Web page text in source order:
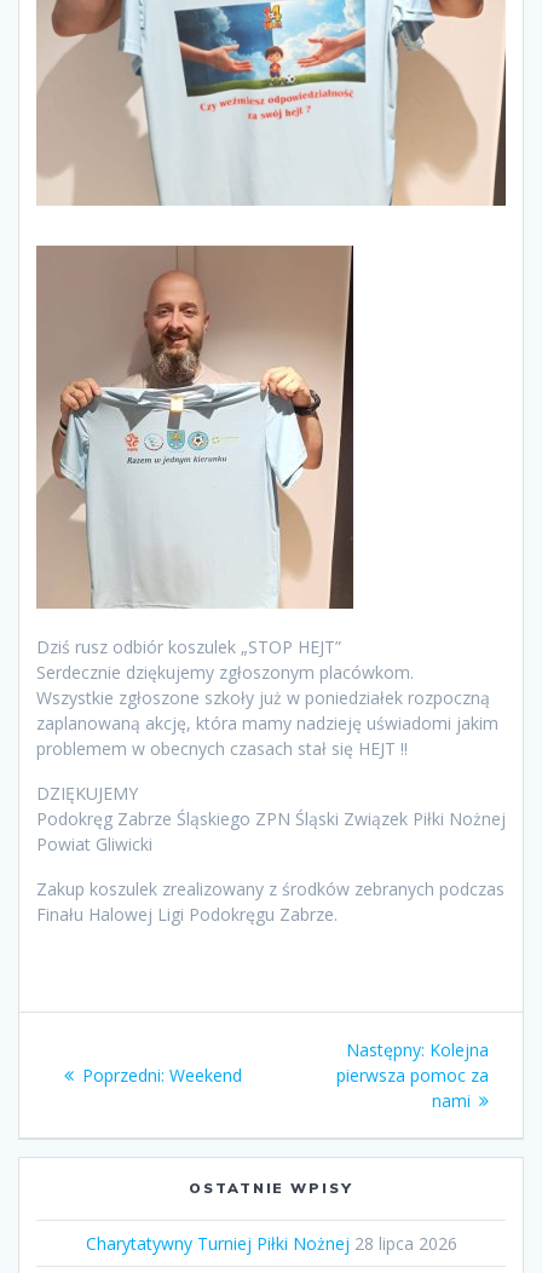
Dziś rusz odbiór koszulek „STOP HEJT”
Serdecznie dziękujemy zgłoszonym placówkom.
Wszystkie zgłoszone szkoły już w poniedziałek rozpoczną
zaplanowaną akcję, która mamy nadzieję uświadomi jakim
problemem w obecnych czasach stał się HEJT !!
DZIĘKUJEMY
Podokręg Zabrze Śląskiego ZPN Śląski Związek Piłki Nożnej
Powiat Gliwicki
Zakup koszulek zrealizowany z środków zebranych podczas
Finału Halowej Ligi Podokręgu Zabrze.
wpisu
Poprzedni: Poprzedni
Weekend
Następny: Następny
wpis:
Kolejna
pierwsza pomoc za
nami
OSTATNIE WPISY
Charytatywny Turniej Piłki Nożnej 28 lipca 2026